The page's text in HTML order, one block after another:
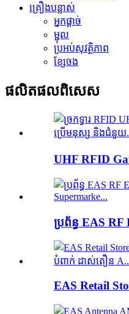
គ្រឿងបន្លាស់
អ្នកផ្ដាច់
ម្ជុល
ប្រអប់សុវត្ថិភាព
ខ្សែចង
ផលិតផល​ពិសេស
UHF RFID
ប្រព័ន្ធ EAS
EAS Retail